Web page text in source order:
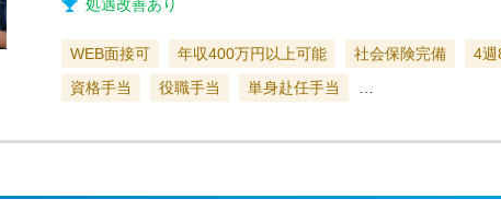
処遇改善あり
WEB面接可 年収400万円以上可能 社会保険完備 4週
資格手当
役職手当 単身赴任手当